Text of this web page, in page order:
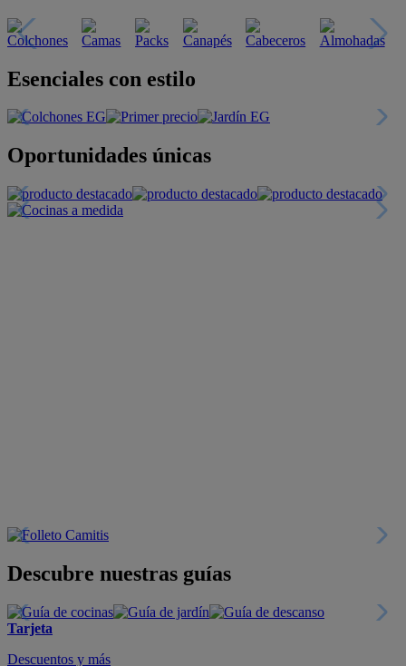
Esenciales con estilo
Oportunidades únicas
Descubre nuestras guías
Tarjeta
Descuentos y más